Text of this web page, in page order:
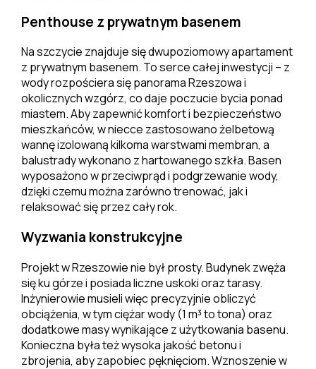
Penthouse z prywatnym basenem
Na szczycie znajduje się dwupoziomowy apartament
z prywatnym basenem. To serce całej inwestycji – z
wody rozpościera się panorama Rzeszowa i
okolicznych wzgórz, co daje poczucie bycia ponad
miastem. Aby zapewnić komfort i bezpieczeństwo
mieszkańców, w niecce zastosowano żelbetową
wannę izolowaną kilkoma warstwami membran, a
balustrady wykonano z hartowanego szkła. Basen
wyposażono w przeciwprąd i podgrzewanie wody,
dzięki czemu można zarówno trenować, jak i
relaksować się przez cały rok.
Wyzwania konstrukcyjne
Projekt w Rzeszowie nie był prosty. Budynek zwęża
się ku górze i posiada liczne uskoki oraz tarasy.
Inżynierowie musieli więc precyzyjnie obliczyć
obciążenia, w tym ciężar wody (1 m³ to tona) oraz
dodatkowe masy wynikające z użytkowania basenu.
Konieczna była też wysoka jakość betonu i
zbrojenia, aby zapobiec pęknięciom. Wznoszenie w